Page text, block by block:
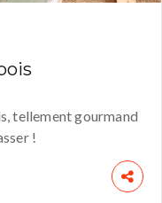
tellement gourmand
!